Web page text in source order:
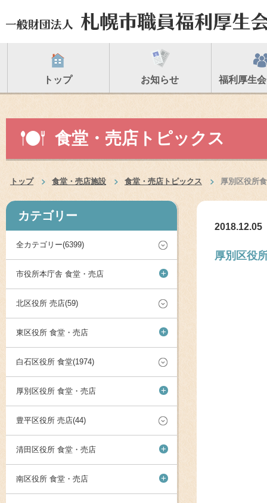
トップ お知らせ 福利厚生
食堂・売店トピックス
トップ 食堂・売店施設 食堂・売店トピックス 厚別区役所
カテゴリー
全カテゴリー(6399)
市役所本庁舎 食堂・売店 +
北区役所 売店(59)
東区役所 食堂・売店 +
白石区役所 食堂(1974)
厚別区役所 食堂・売店 +
豊平区役所 売店(44)
清田区役所 食堂・売店 +
南区役所 食堂・売店 +
2018.12.05
厚別区役